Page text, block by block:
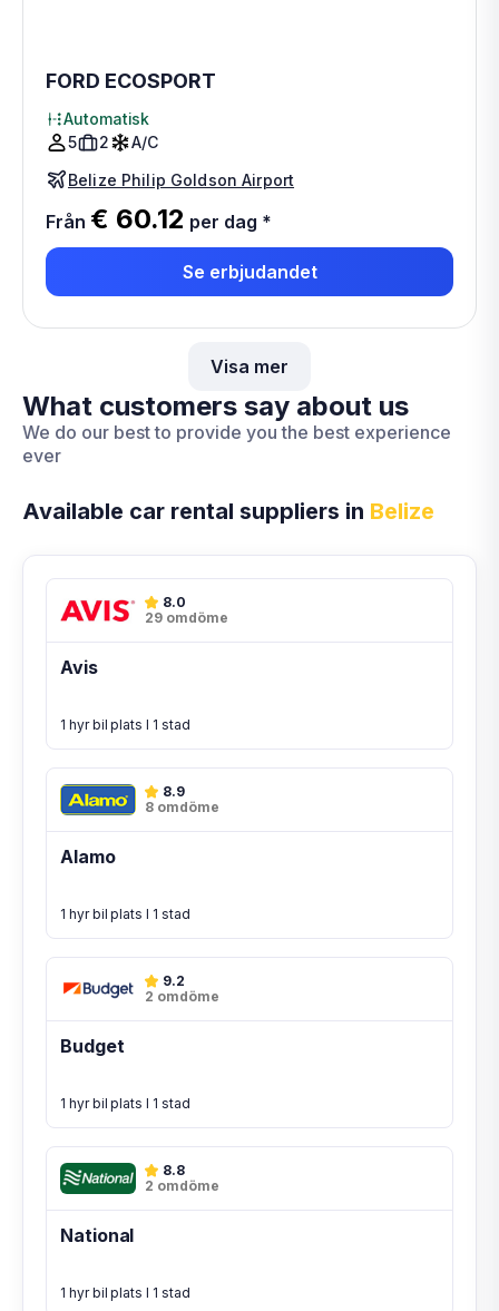
FORD ECOSPORT
Automatisk
5
2
A/C
Belize Philip Goldson Airport
Från € 60.12 per dag *
Se erbjudandet
Visa mer
What customers say about us
We do our best to provide you the best experience
ever
Available car rental suppliers in Belize
8.0
29 omdöme
Avis
1 hyr bil plats I 1 stad
8.9
8 omdöme
Alamo
1 hyr bil plats I 1 stad
9.2
2 omdöme
Budget
1 hyr bil plats I 1 stad
8.8
2 omdöme
National
1 hyr bil plats I 1 stad